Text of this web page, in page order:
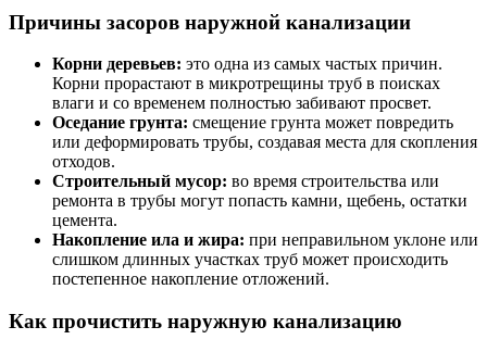
Причины засоров наружной канализации
Корни деревьев: это одна из самых частых причин.
Корни прорастают в микротрещины труб в поисках
влаги и со временем полностью забивают просвет.
Оседание грунта: смещение грунта может повредить
или деформировать трубы, создавая места для скопления
отходов.
Строительный мусор: во время строительства или
ремонта в трубы могут попасть камни, щебень, остатки
цемента.
Накопление ила и жира: при неправильном уклоне или
слишком длинных участках труб может происходить
постепенное накопление отложений.
Как прочистить наружную канализацию